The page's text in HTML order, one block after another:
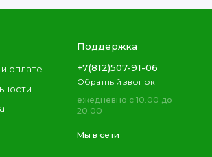
оплате
Поддержка
+7(812)507-91-06
Обратный звонок
ежедневно с 10.00 до
20.00
Мы в сети